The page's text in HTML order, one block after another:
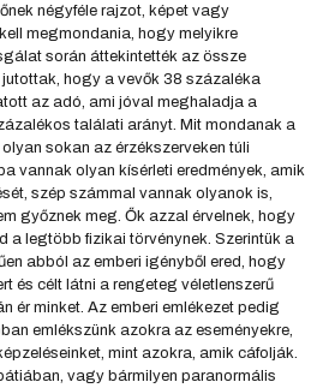
négyféle rajzot, képet vagy
megmondania, hogy melyikre
során áttekintették az össze
hogy a vevők 38 százaléka
az adó, ami jóval meghaladja a
találati arányt. Mit mondanak a
sokan az érzékszerveken túli
vannak olyan kísérleti eredmények, amik
szép számmal vannak olyanok is,
győznek meg. Ők azzal érvelnek, hogy
a legtöbb fizikai törvénynek. Szerintük a
abból az emberi igényből ered, hogy
és célt látni a rengeteg véletlenszerű
ér minket. Az emberi emlékezet pedig
emlékszünk azokra az eseményekre,
mint azokra, amik cáfolják.
vagy bármilyen paranormális